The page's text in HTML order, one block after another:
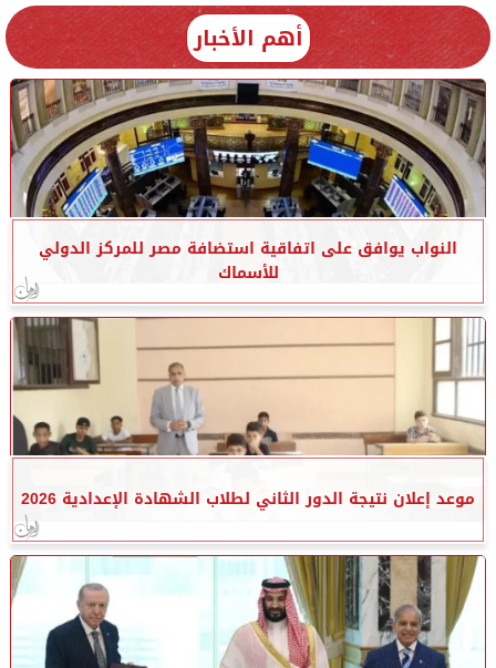
أهم الأخبار
النواب يوافق على اتفاقية استضافة مصر للمركز الدولي
للأسماك
موعد إعلان نتيجة الدور الثاني لطلاب الشهادة الإعدادية 2026